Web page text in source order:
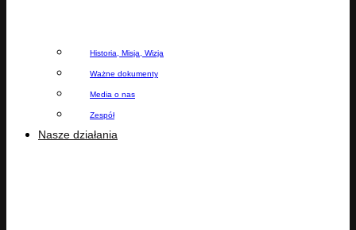
Historia, Misja, Wizja
Ważne dokumenty
Media o nas
Zespół
Nasze działania